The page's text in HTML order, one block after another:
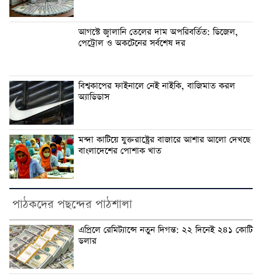
আগস্টে জ্বালানি তেলের দাম অপরিবর্তিত: ডিজেল,
পেট্রোল ও অকটেনের সর্বশেষ দর
বিশ্বকাপের ফাইনালে নেই নাইকি, বাজিমাত করল
অ্যাডিডাস
মন্দা কাটিয়ে যুক্তরাষ্ট্রের বাজারে আশার আলো দেখছে
বাংলাদেশের পোশাক খাত
পাঠকদের পছন্দের পাঠশালা
এপ্রিলে রেমিট্যান্সে নতুন দিগন্ত: ২২ দিনেই ২৪১ কোটি
ডলার